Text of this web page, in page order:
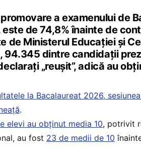
a examenului de
este de 74,8% înainte de
de Ministerul Educației și
94.345 dintre candidații
„reușit”, adică au
la Bacalaureat 2026,
.
elevi au obținut media 10, potrivit
au fost 23 de medii de 10